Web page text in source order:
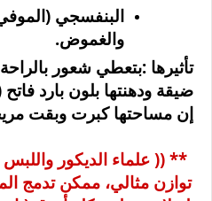
البنفسجي
والغموض.
تأثيرها :بتعطي شعور
ضيقة ودهنتها بلون بارد
إن مساحتها كبرت وبقت
** (( علماء الديكور
توازن مثالي، ممكن تدمج